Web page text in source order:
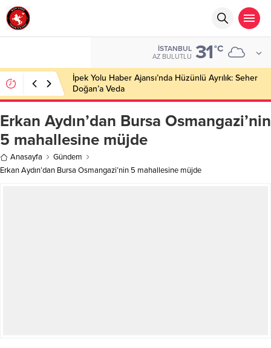
İSTANBUL
AZ BULUTLU 31°C
İpek Yolu Haber Ajansı’nda Hüzünlü Ayrılık: Seher
Doğan’a Veda
Erkan Aydın’dan Bursa Osmangazi’nin
5 mahallesine müjde
Anasayfa
Gündem
Erkan Aydın’dan Bursa Osmangazi’nin 5 mahallesine müjde